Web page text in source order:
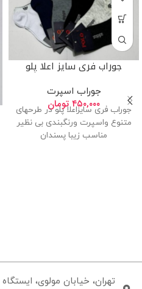
جوراب فری سایز اعلا پلو
جوراب اسپرت
۴۵۰,۰۰۰ تومان
جوراب فری سایزاعلا پلو در طرحهای
متنوع واسپرت ورنگبندی بی نظیر
مناسب زیبا پسندان
تهران، خیابان مولوی،